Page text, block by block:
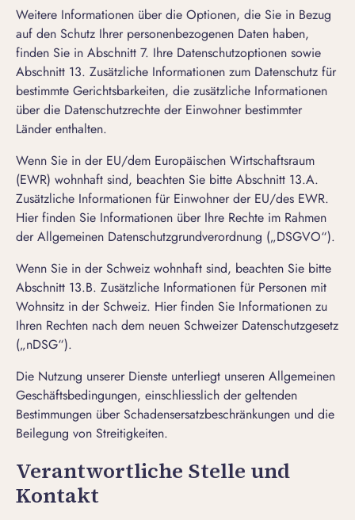
Weitere Informationen über die Optionen, die Sie in Bezug
auf den Schutz Ihrer personenbezogenen Daten haben,
finden Sie in Abschnitt 7. Ihre Datenschutzoptionen sowie
Abschnitt 13. Zusätzliche Informationen zum Datenschutz für
bestimmte Gerichtsbarkeiten, die zusätzliche Informationen
über die Datenschutzrechte der Einwohner bestimmter
Länder enthalten.
Wenn Sie in der EU/dem Europäischen Wirtschaftsraum
(EWR) wohnhaft sind, beachten Sie bitte Abschnitt 13.A.
Zusätzliche Informationen für Einwohner der EU/des EWR.
Hier finden Sie Informationen über Ihre Rechte im Rahmen
der Allgemeinen Datenschutzgrundverordnung („DSGVO“).
Wenn Sie in der Schweiz wohnhaft sind, beachten Sie bitte
Abschnitt 13.B. Zusätzliche Informationen für Personen mit
Wohnsitz in der Schweiz. Hier finden Sie Informationen zu
Ihren Rechten nach dem neuen Schweizer Datenschutzgesetz
(„nDSG“).
Die Nutzung unserer Dienste unterliegt unseren Allgemeinen
Geschäftsbedingungen, einschliesslich der geltenden
Bestimmungen über Schadensersatzbeschränkungen und die
Beilegung von Streitigkeiten.
Verantwortliche Stelle und
Kontakt